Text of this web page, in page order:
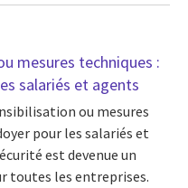
mesures techniques :
salariés et agents
ou mesures
pour les salariés et
est devenue un
toutes les entreprises.